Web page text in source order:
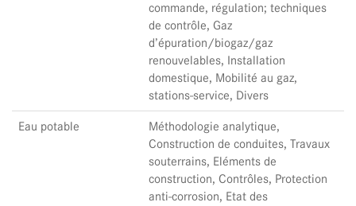
commande, régulation; techniques
de contrôle, Gaz
d’épuration/biogaz/gaz
renouvelables, Installation
domestique, Mobilité au gaz,
stations-service, Divers
Eau potable
Méthodologie analytique,
Construction de conduites, Travaux
souterrains, Eléments de
construction, Contrôles, Protection
anti-corrosion, Etat des